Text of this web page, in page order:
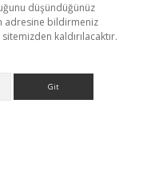
düşündüğünüz
adresine bildirmeniz
kaldırılacaktır.